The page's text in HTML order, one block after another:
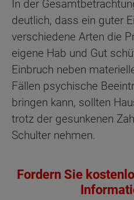
In der
deutlich, dass ein guter
verschiedene Arten die
eigene Hab und Gut
Einbruch neben
Fällen psychische
bringen kann, sollten
trotz der gesunkenen
Schulter nehmen.
Fordern Sie